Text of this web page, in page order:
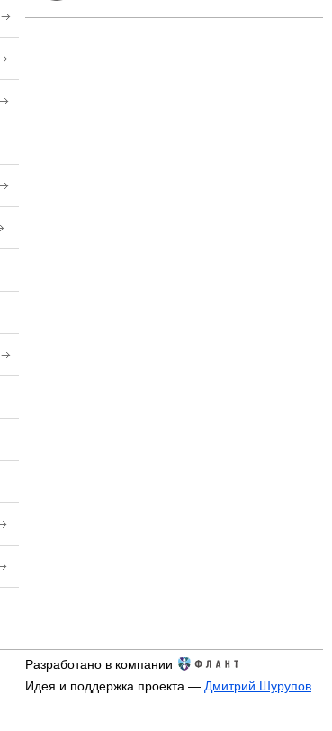
Разработано в компании
Идея и поддержка проекта — Дмитрий Шурупов